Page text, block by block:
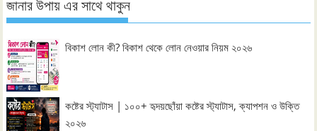
জানার উপায় এর সাথে থাকুন
বিকাশ লোন কী? বিকাশ থেকে লোন নেওয়ার নিয়ম ২০২৬
কষ্টের স্ট্যাটাস | ১০০+ হৃদয়ছোঁয়া কষ্টের স্ট্যাটাস, ক্যাপশন ও উক্তি
২০২৬